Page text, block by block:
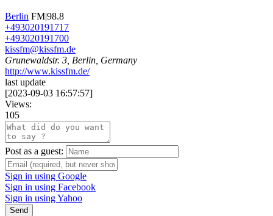
Berlin FM|98.8
+493020191717
+493020191700
kissfm@kissfm.de
Grunewaldstr. 3, Berlin, Germany
http://www.kissfm.de/
last update
[2023-09-03 16:57:57]
Views:
105
Post as a guest:
Sign in using Google
Sign in using Facebook
Sign in using Yahoo
Send